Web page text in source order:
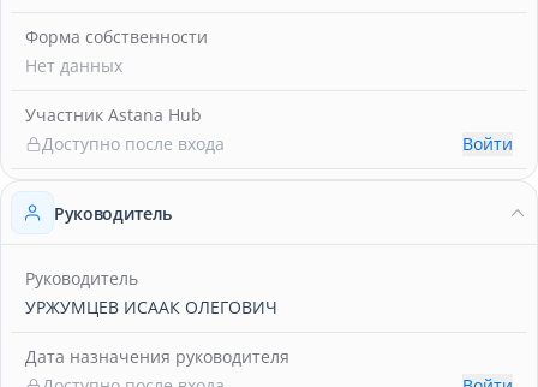
Форма собственности
Нет данных
Участник Astana Hub
Доступно после входа
Войти
Руководитель
Руководитель
УРЖУМЦЕВ ИСААК ОЛЕГОВИЧ
Дата назначения руководителя